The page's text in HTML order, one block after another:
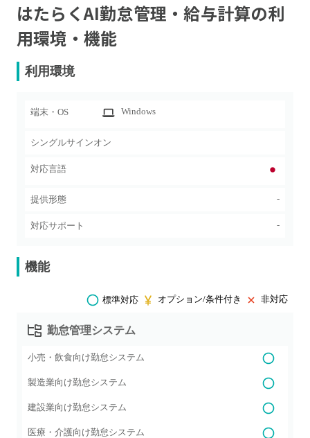
はたらくAI勤怠管理・給与計算の利
用環境・機能
利用環境
端末・OS Windows
シングルサインオン
対応言語
提供形態 -
対応サポート -
機能
標準対応 オプション/条件付き 非対応
勤怠管理システム
小売・飲食向け勤怠システム
製造業向け勤怠システム
建設業向け勤怠システム
医療・介護向け勤怠システム